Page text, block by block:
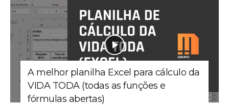
A melhor planilha Excel para cálculo da
VIDA TODA (todas as funções e
fórmulas abertas)